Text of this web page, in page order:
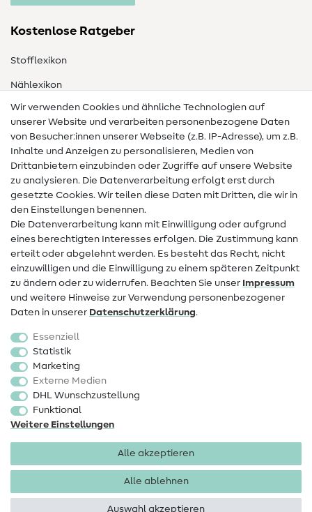
Kostenlose Ratgeber
Stofflexikon
Nählexikon
Nähanleitungen
Hilfe & Kontakt
Kontakt
Infos zum Betreiberwechsel
Widerrufsrecht
Beliebt
Stoffe
Sale
Schnittmuster
Wir verwenden Cookies und ähnliche Technologien auf
unserer Website und verarbeiten personenbezogene Daten
von Besucher:innen unserer Webseite (z.B. IP-Adresse), um z.B.
Inhalte und Anzeigen zu personalisieren, Medien von
Drittanbietern einzubinden oder Zugriffe auf unsere Website
zu analysieren. Die Datenverarbeitung erfolgt erst durch
gesetzte Cookies. Wir teilen diese Daten mit Dritten, die wir in
den Einstellungen benennen.
Die Datenverarbeitung kann mit Einwilligung oder aufgrund
eines berechtigten Interesses erfolgen. Die Zustimmung kann
erteilt oder abgelehnt werden. Es besteht das Recht, nicht
einzuwilligen und die Einwilligung zu einem späteren Zeitpunkt
zu ändern oder zu widerrufen. Beachten Sie unser Impressum
und weitere Hinweise zur Verwendung personenbezogener
Daten in unserer Daten­schutz­erklärung.
Essenziell
Statistik
Marketing
Externe Medien
DHL Wunschzustellung
Funktional
Weitere Einstellungen
Alle akzeptieren
Alle ablehnen
Auswahl akzeptieren
Impressum Datenschutz
AGB